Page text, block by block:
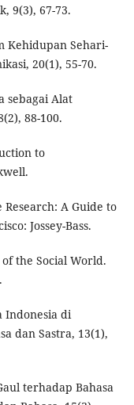
9(3), 67-73.
Kehidupan Sehari-
20(1), 55-70.
sebagai Alat
88-100.
to
A Guide to
Jossey-Bass.
the Social World.
Indonesia di
dan Sastra, 13(1),
terhadap Bahasa